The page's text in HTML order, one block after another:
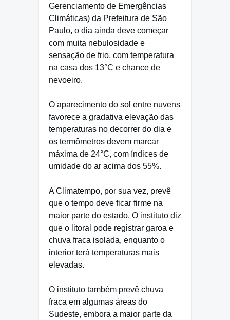
Gerenciamento de Emergências
Climáticas) da Prefeitura de São
Paulo, o dia ainda deve começar
com muita nebulosidade e
sensação de frio, com temperatura
na casa dos 13°C e chance de
nevoeiro.
O aparecimento do sol entre nuvens
favorece a gradativa elevação das
temperaturas no decorrer do dia e
os termômetros devem marcar
máxima de 24°C, com índices de
umidade do ar acima dos 55%.
A Climatempo, por sua vez, prevê
que o tempo deve ficar firme na
maior parte do estado. O instituto diz
que o litoral pode registrar garoa e
chuva fraca isolada, enquanto o
interior terá temperaturas mais
elevadas.
O instituto também prevê chuva
fraca em algumas áreas do
Sudeste, embora a maior parte da